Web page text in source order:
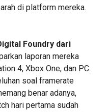
di platform mereka.
Foundry dari
laporan mereka
4, Xbox One, dan PC.
soal framerate
benar adanya,
hari pertama sudah